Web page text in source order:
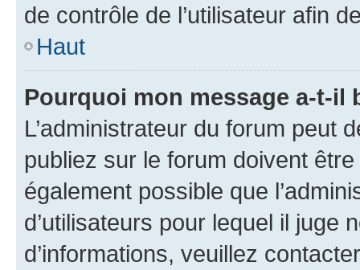
de contrôle de l’utilisateur afin
Haut
Pourquoi mon message a-t-il
L’administrateur du forum peut
publiez sur le forum doivent
également possible que
d’utilisateurs pour lequel il juge
d’informations, veuillez